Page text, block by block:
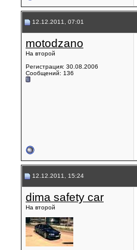
12.12.2011, 07:01
motodzano
На второй
Регистрация: 30.08.2006
Сообщений: 136
12.12.2011, 15:24
dima safety car
На второй